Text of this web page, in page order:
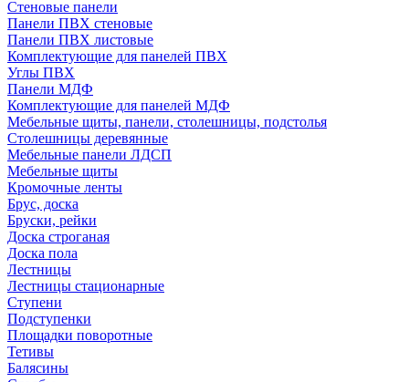
Стеновые панели
Панели ПВХ стеновые
Панели ПВХ листовые
Комплектующие для панелей ПВХ
Углы ПВХ
Панели МДФ
Комплектующие для панелей МДФ
Мебельные щиты, панели, столешницы, подстолья
Столешницы деревянные
Мебельные панели ЛДСП
Мебельные щиты
Кромочные ленты
Брус, доска
Бруски, рейки
Доска строганая
Доска пола
Лестницы
Лестницы стационарные
Ступени
Подступенки
Площадки поворотные
Тетивы
Балясины